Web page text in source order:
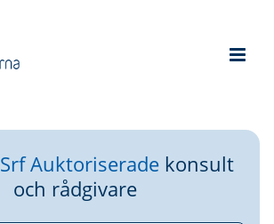
Srf Auktoriserade konsult
och rådgivare